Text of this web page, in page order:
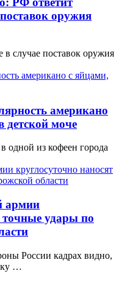
оружия
случае поставок оружия
американо
детской моче
одной из кофеен города
армии
точные удары по
России кадрах видно,
…